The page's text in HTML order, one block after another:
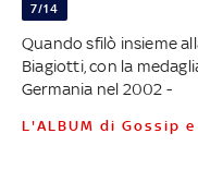
7/14
Quando sfilò insieme
Biagiotti, con la
Germania nel 2002 -
L'ALBUM di Gossip